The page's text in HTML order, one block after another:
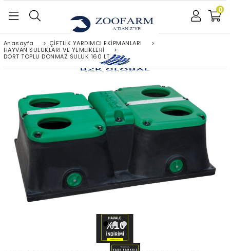
0
Anasayfa > ÇİFTLİK YARDIMCI EKİPMANLARI
>
HAYVAN SULUKLARI VE YEMLİKLERİ
>
DÖRT TOPLU DONMAZ SULUK 160 LT